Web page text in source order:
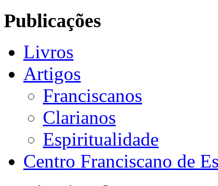
Publicações
Livros
Artigos
Franciscanos
Clarianos
Espiritualidade
Centro Franciscano de